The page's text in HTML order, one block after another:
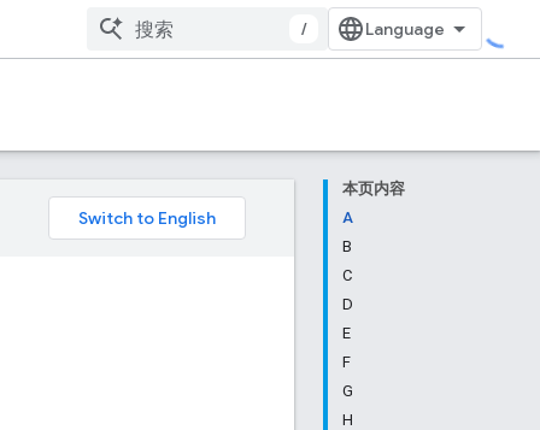
/
本页内容
A
B
C
D
E
F
G
H